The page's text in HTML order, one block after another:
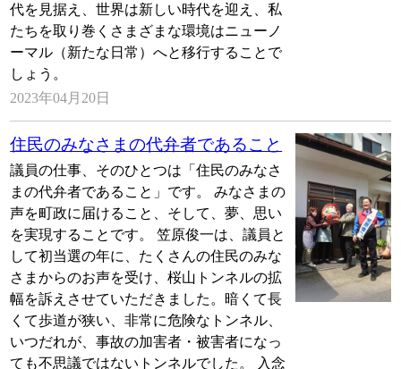
代を見据え、世界は新しい時代を迎え、私
たちを取り巻くさまざまな環境はニューノ
ーマル（新たな日常）へと移行することで
しょう。
2023年04月20日
住民のみなさまの代弁者であること
議員の仕事、そのひとつは「住民のみなさ
まの代弁者であること」です。 みなさまの
声を町政に届けること、そして、夢、思い
を実現することです。 笠原俊一は、議員と
して初当選の年に、たくさんの住民のみな
さまからのお声を受け、桜山トンネルの拡
幅を訴えさせていただきました。暗くて長
くて歩道が狭い、非常に危険なトンネル、
いつだれが、事故の加害者・被害者になっ
ても不思議ではないトンネルでした。 入念